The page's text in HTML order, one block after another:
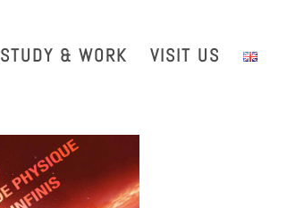
STUDY & WORK VISIT US